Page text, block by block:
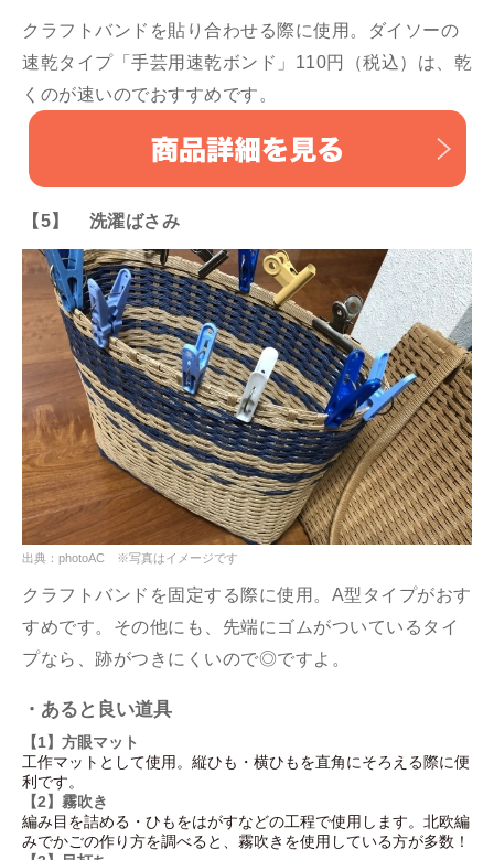
クラフトバンドを貼り合わせる際に使用。ダイソーの
速乾タイプ「手芸用速乾ボンド」110円（税込）は、乾
くのが速いのでおすすめです。
【5】 洗濯ばさみ
出典：photoAC ※写真はイメージです
クラフトバンドを固定する際に使用。A型タイプがおす
すめです。その他にも、先端にゴムがついているタイ
プなら、跡がつきにくいので◎ですよ。
・あると良い道具
【1】方眼マット
工作マットとして使用。縦ひも・横ひもを直角にそろえる際に便
利です。
【2】霧吹き
編み目を詰める・ひもをはがすなどの工程で使用します。北欧編
みでかごの作り方を調べると、霧吹きを使用している方が多数！